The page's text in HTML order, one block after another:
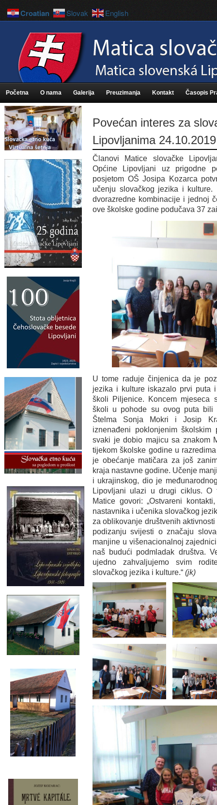
Početna O nama Galerija Preuzimanja Kontakt Časopis
Povećan interes za
Lipovljanima
Članovi Matice slovačke
Općine Lipovljani uz prigodne
posjetom OŠ Josipa Kozarca
učenju slovačkog jezika i
dvorazredne kombinacije i jednoj
ove školske godine podučava 37
U tome raduje činjenica da je
jezika i kulture iskazalo prvi puta
školi Piljenice. Koncem mjeseca
školi u pohode su ovog puta bili
Štelma Sonja Mokri i Josip
iznenađeni poklonjenim
svaki je dobio majicu sa znakom
tijekom školske godine u
je obećanje matičara za još
kraja nastavne godine. Učenje
i ukrajinskog, dio je
Lipovljani ulazi u drugi ciklus. O
Matice govori: „Ostvareni
nastavnika i učenika slovačkog
za oblikovanje društvenih
podizanju svijesti o značaju
manjine u višenacionalnoj
naš budući podmladak društva.
ujedno zahvaljujemo svim
slovačkog jezika i kulture.“ (jk)
Croatian Slovak English